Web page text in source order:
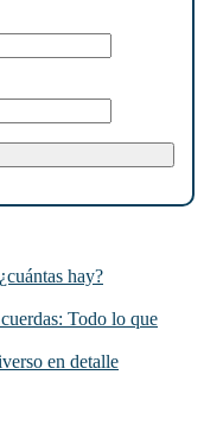
hay?
Todo lo que
en detalle